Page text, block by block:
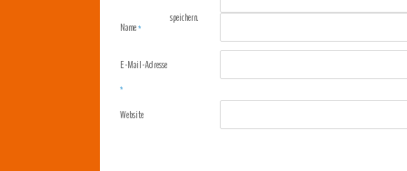
Name*
E-Mail-Adresse
*
Website
speichern.